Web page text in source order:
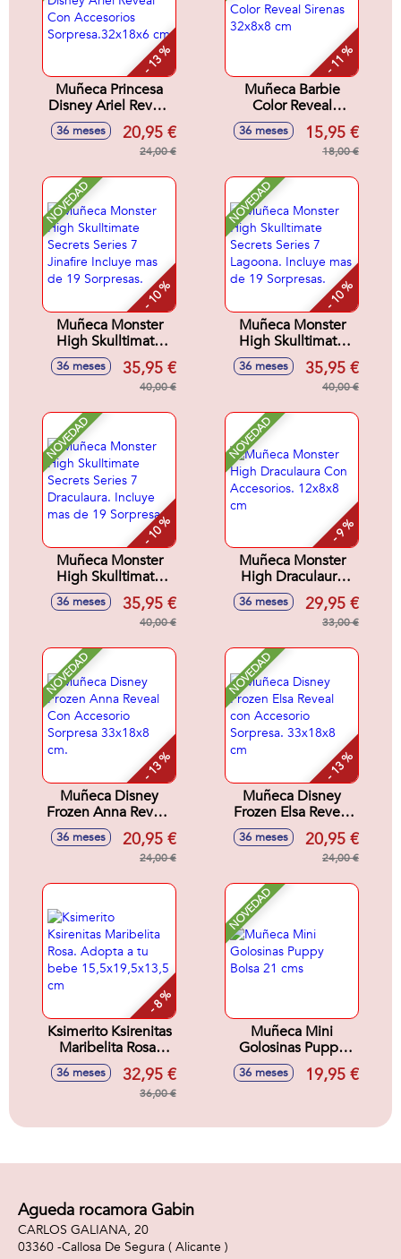
- 13 %
Muñeca Princesa
Disney Ariel Reveal
Con Accesorios
Sorpresa.32x18x6
36 meses 20,95 €
24,00 €
- 11 %
Muñeca Barbie
Color Reveal
Sirenas 32x8x8 cm
36 meses 15,95 €
18,00 €
NOVEDAD
- 10 %
Muñeca Monster
High Skulltimate
Secrets Series 7
Jinafire Incluye mas
de 19 Sorpresas.
36 meses 35,95 €
40,00 €
NOVEDAD
- 10 %
Muñeca Monster
High Skulltimate
Secrets Series 7
Lagoona. Incluye
mas de 19
36 meses 35,95 €
40,00 €
NOVEDAD
- 10 %
Muñeca Monster
High Skulltimate
Secrets Series 7
Draculaura. Incluye
mas de 19
36 meses 35,95 €
40,00 €
NOVEDAD
- 9 %
Muñeca Monster
High Draculaura
Con Accesorios.
12x8x8 cm
36 meses 29,95 €
33,00 €
NOVEDAD
- 13 %
Muñeca Disney
Frozen Anna Reveal
Con Accesorio
Sorpresa 33x18x8
36 meses 20,95 €
24,00 €
NOVEDAD
- 13 %
Muñeca Disney
Frozen Elsa Reveal
con Accesorio
Sorpresa. 33x18x8
36 meses 20,95 €
24,00 €
- 8 %
Ksimerito Ksirenitas
Maribelita Rosa.
Adopta a tu bebe
15,5x19,5x13,5 cm
36 meses 32,95 €
36,00 €
NOVEDAD
Muñeca Mini
Golosinas Puppy
Bolsa 21 cms
36 meses 19,95 €
Agueda rocamora Gabin
CARLOS GALIANA, 20
03360 -Callosa De Segura ( Alicante )